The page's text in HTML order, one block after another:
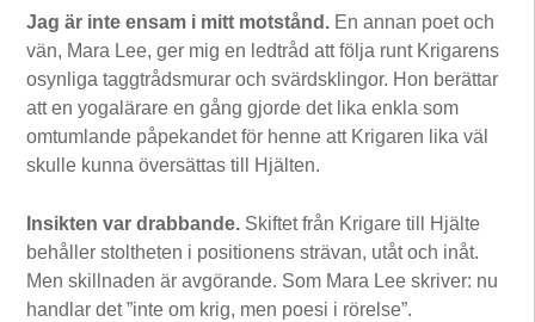
Jag är inte ensam i mitt motstånd. En annan poet och
vän, Mara Lee, ger mig en ledtråd att följa runt Krigarens
osynliga taggtrådsmurar och svärdsklingor. Hon berättar
att en yogalärare en gång gjorde det lika enkla som
omtumlande påpekandet för henne att Krigaren lika väl
skulle kunna översättas till Hjälten.
Insikten var drabbande. Skiftet från Krigare till Hjälte
behåller stoltheten i positionens strävan, utåt och inåt.
Men skillnaden är avgörande. Som Mara Lee skriver: nu
handlar det ”inte om krig, men poesi i rörelse”.